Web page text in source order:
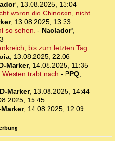
, 13.08.2025, 13:04
waren die Chinesen, nicht
, 13.08.2025, 13:33
so sehen. - Naclador',
bis zum letzten Tag
, 13.08.2025, 22:06
D-Marker, 14.08.2025, 11:35
trabt nach - PPQ,
D-Marker, 13.08.2025, 14:44
15:45
Marker, 14.08.2025, 12:09